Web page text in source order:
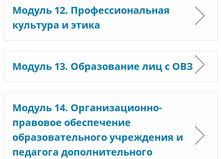
Модуль 12. Профессиональная
культура и этика
Модуль 13. Образование лиц с ОВЗ
Модуль 14. Организационно-
правовое обеспечение
образовательного учреждения и
педагога дополнительного